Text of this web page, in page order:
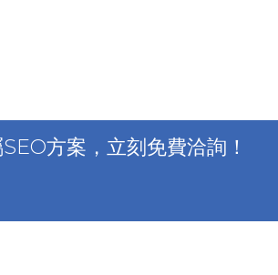
方案，立刻免費洽詢！